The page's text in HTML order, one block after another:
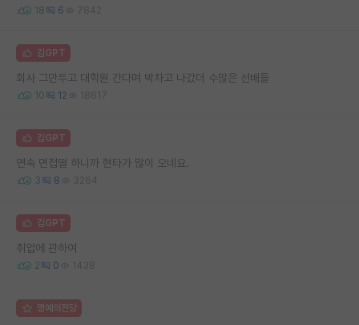
18 6 7842
김GPT
회사 그만두고 대학원 간다며 박차고 나갔더 수많은 선배들
10 12 18617
김GPT
연속 면접떨 하니까 현타가 많이 오네요.
3 8 3264
김GPT
취업에 관하여
2 0 1438
명예의전당